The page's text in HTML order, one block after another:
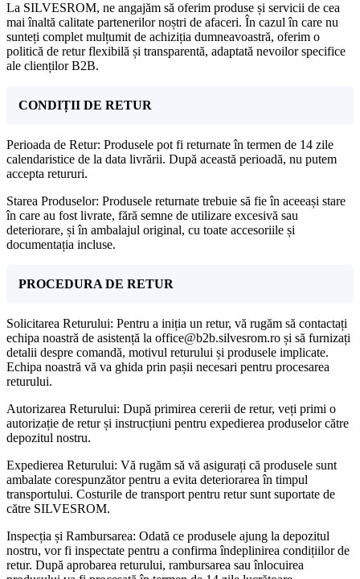
La SILVESROM, ne angajăm să oferim produse și servicii de cea
mai înaltă calitate partenerilor noștri de afaceri. În cazul în care nu
sunteți complet mulțumit de achiziția dumneavoastră, oferim o
politică de retur flexibilă și transparentă, adaptată nevoilor specifice
ale clienților B2B.
CONDIȚII DE RETUR
Perioada de Retur: Produsele pot fi returnate în termen de 14 zile
calendaristice de la data livrării. După această perioadă, nu putem
accepta retururi.
Starea Produselor: Produsele returnate trebuie să fie în aceeași stare
în care au fost livrate, fără semne de utilizare excesivă sau
deteriorare, și în ambalajul original, cu toate accesoriile și
documentația incluse.
PROCEDURA DE RETUR
Solicitarea Returului: Pentru a iniția un retur, vă rugăm să contactați
echipa noastră de asistență la office@b2b.silvesrom.ro și să furnizați
detalii despre comandă, motivul returului și produsele implicate.
Echipa noastră vă va ghida prin pașii necesari pentru procesarea
returului.
Autorizarea Returului: După primirea cererii de retur, veți primi o
autorizație de retur și instrucțiuni pentru expedierea produselor către
depozitul nostru.
Expedierea Returului: Vă rugăm să vă asigurați că produsele sunt
ambalate corespunzător pentru a evita deteriorarea în timpul
transportului. Costurile de transport pentru retur sunt suportate de
către SILVESROM.
Inspecția și Rambursarea: Odată ce produsele ajung la depozitul
nostru, vor fi inspectate pentru a confirma îndeplinirea condițiilor de
retur. După aprobarea returului, rambursarea sau înlocuirea